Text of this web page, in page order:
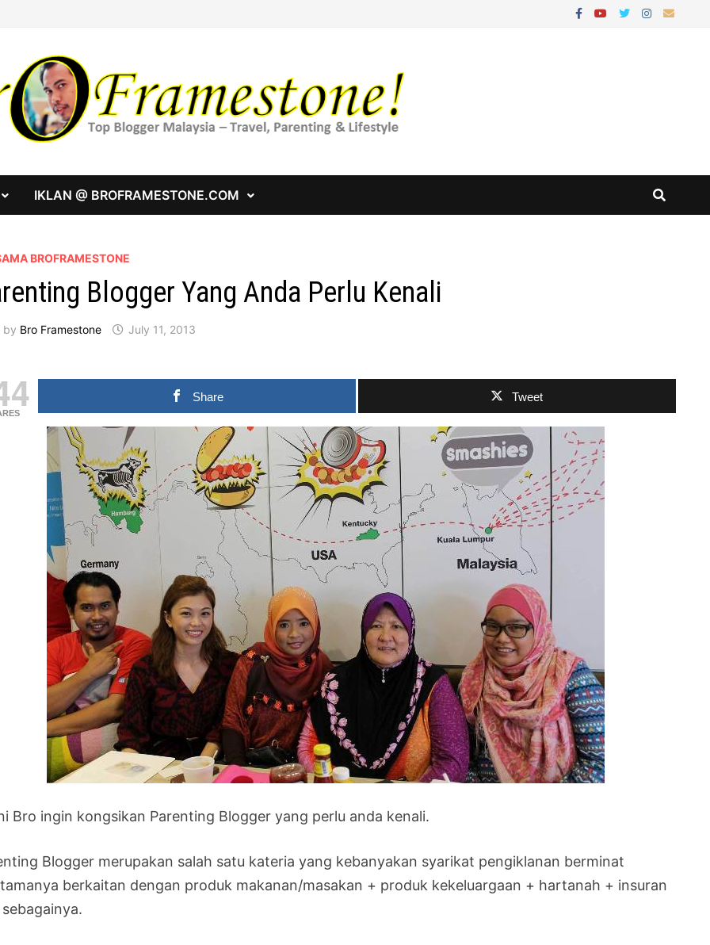
IKLAN @ BROFRAMESTONE.COM
BROFRAMESTONE
Blogger Yang Anda Perlu Kenali
by Bro Framestone July 11, 2013
Share Tweet
Bro ingin kongsikan Parenting Blogger yang perlu anda kenali.
Blogger merupakan salah satu kateria yang kebanyakan syarikat pengiklanan berminat
berkaitan dengan produk makanan/masakan + produk kekeluargaan + hartanah + insuran